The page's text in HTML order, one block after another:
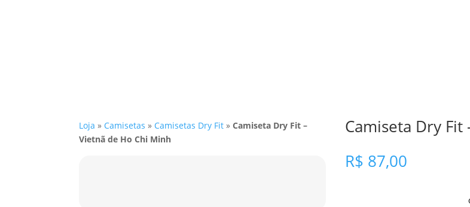
Loja » Camisetas » Camisetas Dry Fit » Camiseta Dry Fit –
Vietnã de Ho Chi Minh
Camiseta Dry
R$ 87,00